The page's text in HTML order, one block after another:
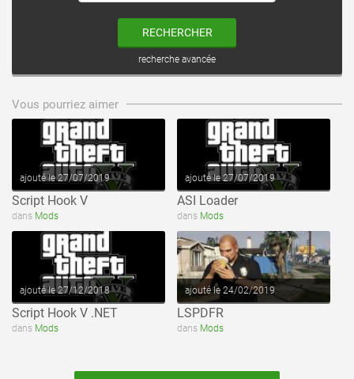
RECHERCHER
recherche avancée
Vous pourriez aimer
ajouté le 27/07/2019
Script Hook V
dans Mods
ajouté le 27/07/2019
ASI Loader
dans Mods
voir ce fichier
ajouté le 27/12/2018
Script Hook V .NET
dans Mods
voir ce fichier
ajouté le 24/02/2019
LSPDFR
dans Mods